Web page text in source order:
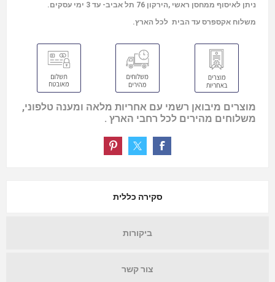
ניתן לאיסוף ממחסן ראשי ,הירקון 76 תל אביב- עד 3 ימי עסקים.
משלוח אקספרס עד הבית לכל הארץ.
מוצרים מיבואן רשמי עם אחריות מלאה ומענה טלפוני,
משלוחים מהירים לכל רחבי הארץ .
סקירה כללית
ביקורות
צור קשר